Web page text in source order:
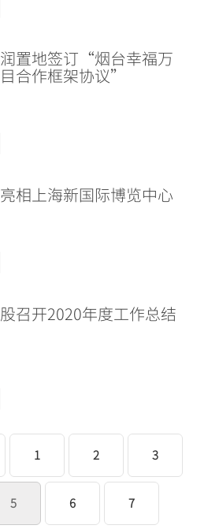
置地签订“烟台幸福万
合作框架协议”
相上海新国际博览中心
召开2020年度工作总结
1 2 3
5 6 7